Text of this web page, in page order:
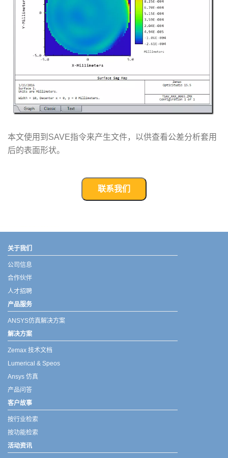
本文使用到SAVE指令来产生文件，以供查看公差分析套用
后的表面形状。
联系我们
关于我们
公司信息
合作伙伴
人才招聘
产品服务
ANSYS仿真解决方案
解决方案
Zemax 技术文档
Lumerical & Speos
Ansys 仿真
产品问答
客户故事
按行业检索
按功能检索
活动资讯